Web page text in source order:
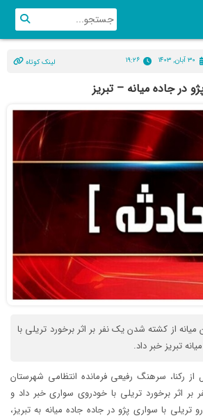
۳۰ آبان, ۱۴۰۳ ۱۹:۲۶ لینک کوتاه
در جاده میانه – تبریز
میانه از کشته شدن یک نفر بر اثر برخورد تریلی با
تبریز خبر داد.
از رکنا، سرهنگ رفیعی فرمانده انتظامی شهرستان
اثر برخورد تریلی با خودروی سواری خبر داد و
تصادف ۲ خودرو تریلی با سواری پژو در جاده جاده میانه به تبریز،